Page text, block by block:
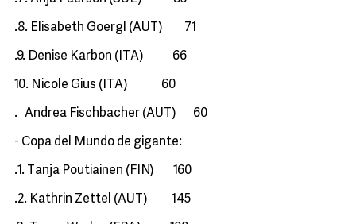
.8. Elisabeth Goergl (AUT) 71
.9. Denise Karbon (ITA) 66
10. Nicole Gius (ITA) 60
. Andrea Fischbacher (AUT) 60
- Copa del Mundo de gigante:
.1. Tanja Poutiainen (FIN) 160
.2. Kathrin Zettel (AUT) 145